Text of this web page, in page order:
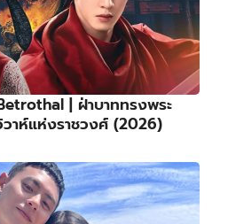
| ฝ่าบาททรงพระ
ห์แห่งราชวงศ์ (2026)